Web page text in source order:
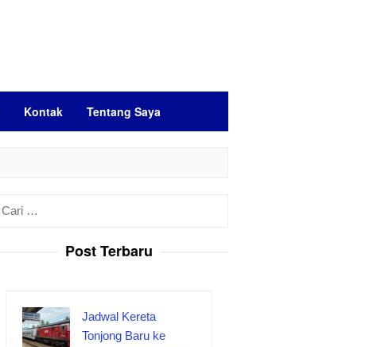
Kontak Tentang Saya
Post Terbaru
Jadwal Kereta
Tonjong Baru ke